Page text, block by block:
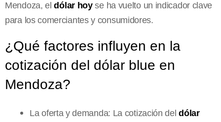
Mendoza, eldólar hoyse ha vuelto un indicador clave
para los comerciantes y consumidores.
¿Qué factores influyen en la
cotización del dólar blue en
Mendoza?
La oferta y demanda: La cotización deldólar